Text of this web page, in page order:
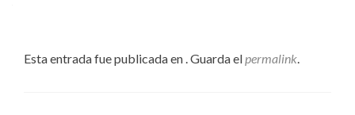
Esta entrada fue publicada en . Guarda elpermalink.